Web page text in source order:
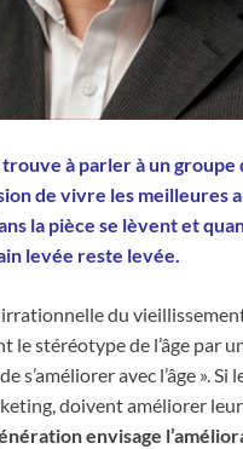
à parler à un
de vivre les meilleures
la pièce se lèvent et
levée reste levée.
du
stéréotype de l’âge par
s’améliorer avec l’âge ».
doivent améliorer
envisage